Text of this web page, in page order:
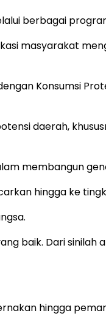
berbagai
masyarakat
Konsumsi
daerah,
membangun
hingga ke
baik. Dari sinilah
hingga